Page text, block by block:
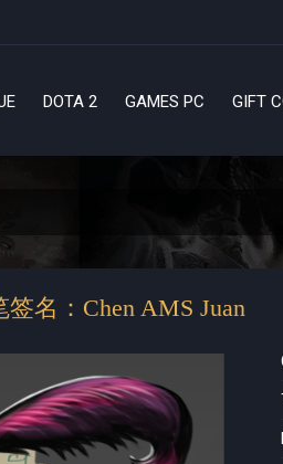
DOTA 2 GAMES PC GIFT
名：Chen AMS Juan